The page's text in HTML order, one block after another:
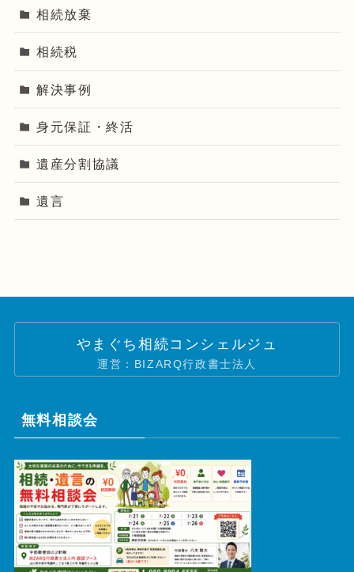
相続放棄
相続税
解決事例
身元保証・終活
遺産分割協議
遺言
やまぐち相続コンシェルジュ
運営：BIZARQ行政書士法人
無料相談会